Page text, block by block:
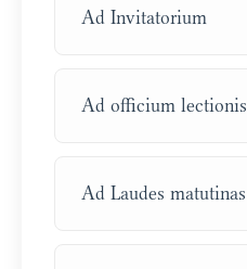
Ad Invitatorium
Ad officium lectionis
Ad Laudes matutinas